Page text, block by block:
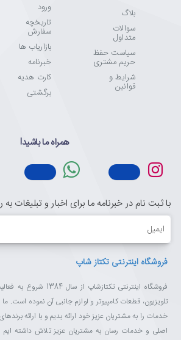
بلاگ
سوالات
متداول
سیاست حفظ
حریم مشتری
شرایط و
قوانین
ورود
تاریخچه
سفارش
بازاریاب ها
خبرنامه
کارت هدیه
برگشتی
همراه ما باشید!
با ثبت نام در خبرنامه ما برای اخبار و تبلیغات به
ایمیل
فروشگاه اینترنتی تکتاز شاپ
فروشگاه اینترنتی
تلویزیون، قطعات کامپیوتر و لوازم جانبی آن نموده است.
خدمات را به مشتریان عزیز خود ارائه بدیم و با ارائه
اصلی و خدمات رسان به مشتریان عزیز تلاش داشته